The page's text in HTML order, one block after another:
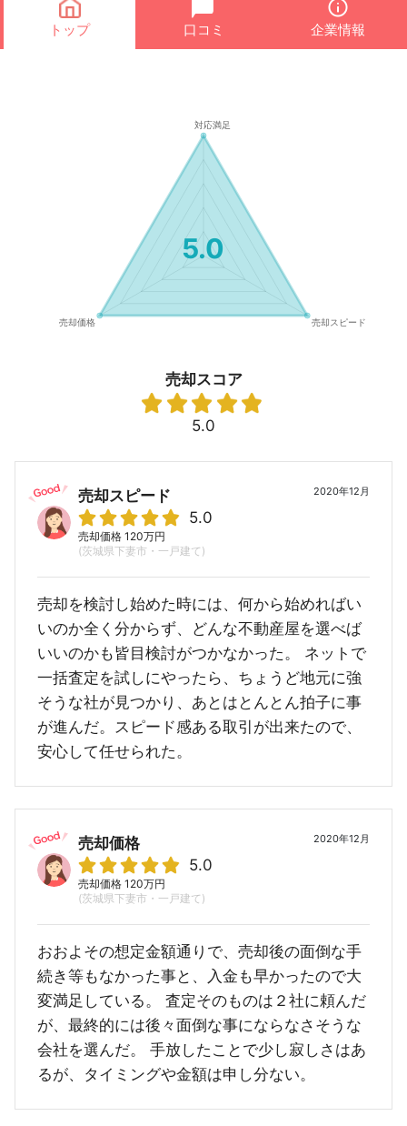
トップ 口コミ 企業情報
5.0
売却スコア
5.0
2020年12月
売却スピード
5.0
売却価格 120万円
(茨城県下妻市・一戸建て)
売却を検討し始めた時には、何から始めればい
いのか全く分からず、どんな不動産屋を選べば
いいのかも皆目検討がつかなかった。 ネットで
一括査定を試しにやったら、ちょうど地元に強
そうな社が見つかり、あとはとんとん拍子に事
が進んだ。スピード感ある取引が出来たので、
安心して任せられた。
2020年12月
売却価格
5.0
売却価格 120万円
(茨城県下妻市・一戸建て)
おおよその想定金額通りで、売却後の面倒な手
続き等もなかった事と、入金も早かったので大
変満足している。 査定そのものは２社に頼んだ
が、最終的には後々面倒な事にならなさそうな
会社を選んだ。 手放したことで少し寂しさはあ
るが、タイミングや金額は申し分ない。